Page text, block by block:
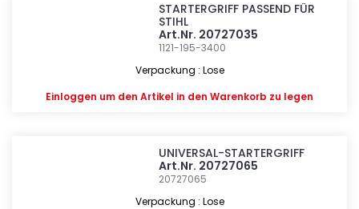
STARTERGRIFF PASSEND FÜR
STIHL
Art.Nr. 20727035
1121-195-3400
Verpackung : Lose
Einloggen um den Artikel in den Warenkorb zu legen
UNIVERSAL-STARTERGRIFF
Art.Nr. 20727065
20727065
Verpackung : Lose